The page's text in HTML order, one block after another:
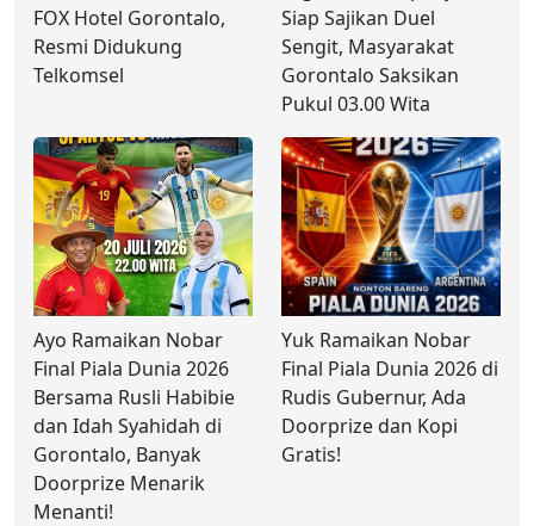
FOX Hotel Gorontalo,
Resmi Didukung
Telkomsel
Siap Sajikan Duel
Sengit, Masyarakat
Gorontalo Saksikan
Pukul 03.00 Wita
Ayo Ramaikan Nobar
Final Piala Dunia 2026
Bersama Rusli Habibie
dan Idah Syahidah di
Gorontalo, Banyak
Doorprize Menarik
Menanti!
Yuk Ramaikan Nobar
Final Piala Dunia 2026 di
Rudis Gubernur, Ada
Doorprize dan Kopi
Gratis!